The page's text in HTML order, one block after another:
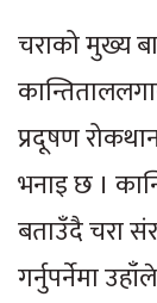
चराको मुख्य
प्रदूषण
भनाइ छ ।
बताउँदै चरा
गर्नुपर्नेमा